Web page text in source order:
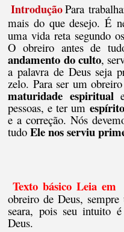
IntroduçãoPara
mais do que desejo. É
uma vida reta segundo
O obreiro antes de
andamento do culto,
a palavra de Deus seja
zelo. Para ser um
maturidade espiritual
pessoas, e ter um
e a correção. Nós
tudoEle nos serviu
Texto básico Leia em
obreiro de Deus,
seara, pois seu intuito
Deus.